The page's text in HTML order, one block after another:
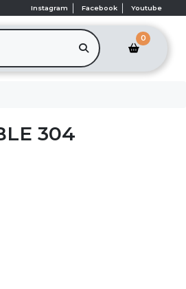
Instagram Facebook Youtube
0
304